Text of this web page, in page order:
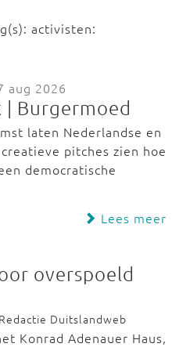
activisten:
aug 2026
| Burgermoed
laten Nederlandse en
pitches zien hoe
democratische
Lees meer
overspoeld
Duitslandweb
Konrad Adenauer Haus,